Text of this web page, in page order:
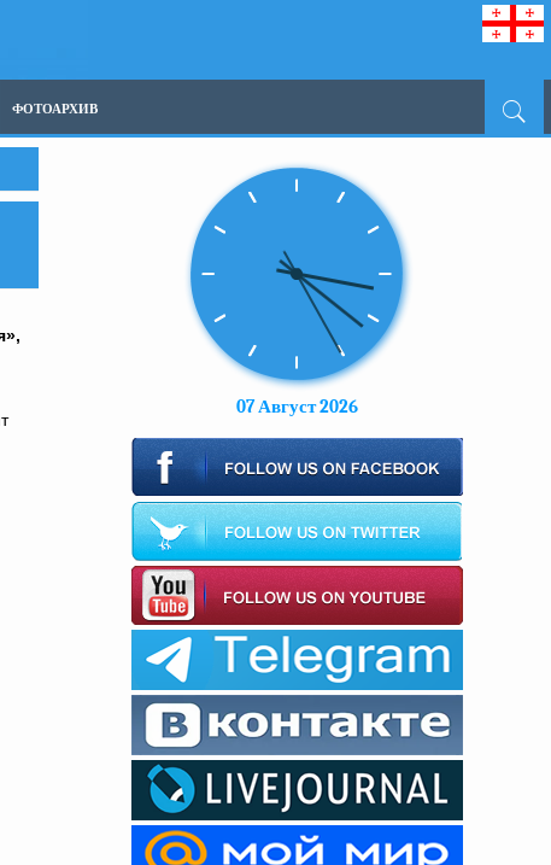
ФОТОАРХИВ
07 Август 2026